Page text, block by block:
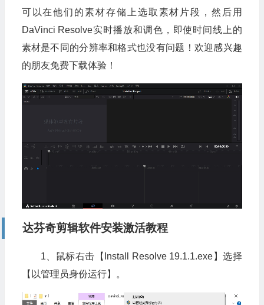
可以在他们的素材存储上选取素材片段，然后用
DaVinci Resolve实时播放和调色，即使时间线上的
素材是不同的分辨率和格式也没有问题！欢迎感兴趣
的朋友免费下载体验！
达芬奇剪辑软件安装激活教程
1、鼠标右击【Install Resolve 19.1.1.exe】选择
【以管理员身份运行】。